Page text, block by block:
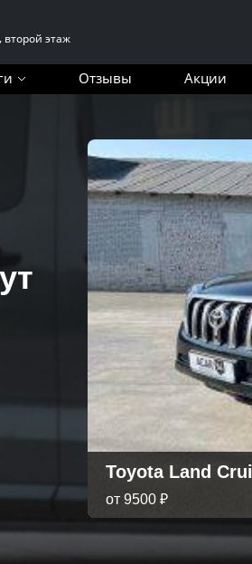
второй этаж
Отзывы Акции
Toyota Land
от 9500 ₽